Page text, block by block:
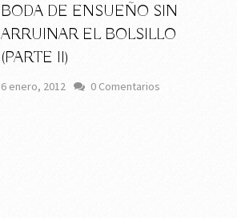
BODA DE ENSUEÑO SIN
ARRUINAR EL BOLSILLO
(PARTE II)
6 enero, 2012 0 Comentarios